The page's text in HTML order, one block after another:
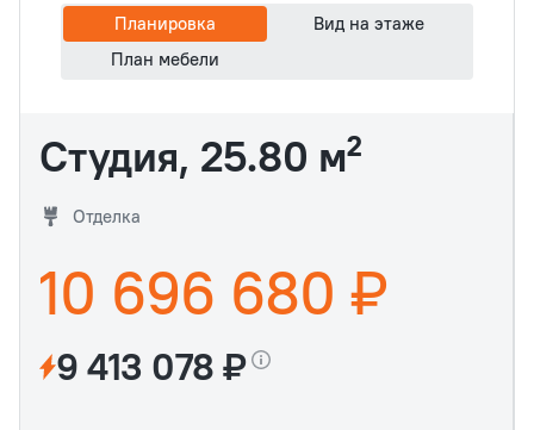
Студия, 25.80 м²
Отделка
10 696 680 ₽
9 413 078 ₽
Планировка
Вид на этаже
План мебели